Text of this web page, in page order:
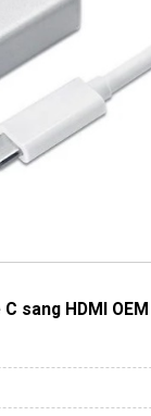
sang HDMI OEM